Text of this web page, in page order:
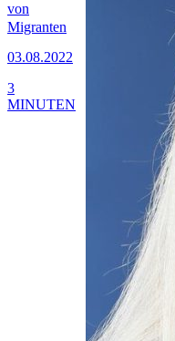
von
Migranten
03.08.2022
3
MINUTEN